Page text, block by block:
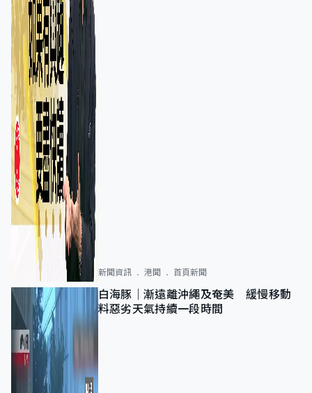
新聞資訊 港聞 首頁新聞
白海豚｜漸遠離沖繩及奄美 緩慢移動
料惡劣天氣持續一段時間